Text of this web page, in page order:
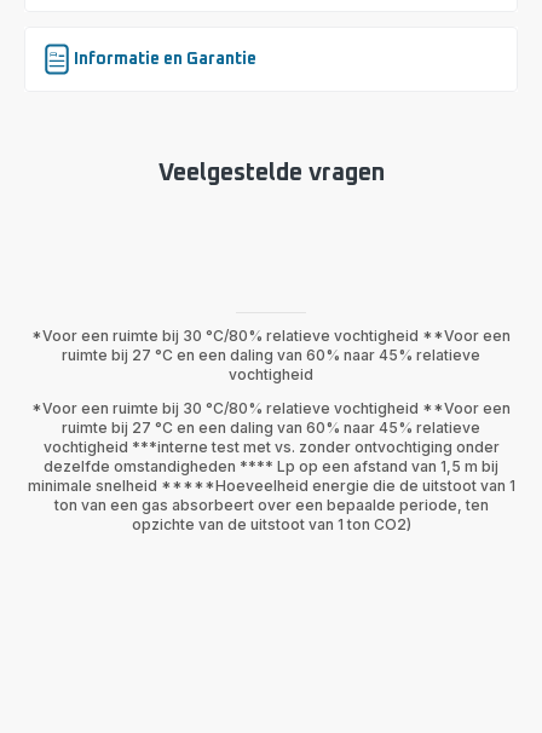
Informatie en Garantie
Veelgestelde vragen
*Voor een ruimte bij 30 °C/80% relatieve vochtigheid **Voor een
ruimte bij 27 °C en een daling van 60% naar 45% relatieve
vochtigheid
*Voor een ruimte bij 30 °C/80% relatieve vochtigheid **Voor een
ruimte bij 27 °C en een daling van 60% naar 45% relatieve
vochtigheid ***interne test met vs. zonder ontvochtiging onder
dezelfde omstandigheden **** Lp op een afstand van 1,5 m bij
minimale snelheid *****Hoeveelheid energie die de uitstoot van 1
ton van een gas absorbeert over een bepaalde periode, ten
opzichte van de uitstoot van 1 ton CO2)